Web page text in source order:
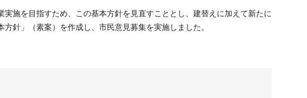
施を目指すため、この基本方針を見直すこととし、建替えに加えて新たに
針」（素案）を作成し、市民意見募集を実施しました。